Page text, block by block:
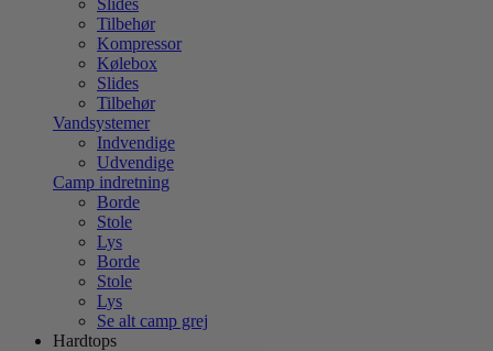
Slides
Tilbehør
Kompressor
Kølebox
Slides
Tilbehør
Vandsystemer
Indvendige
Udvendige
Camp indretning
Borde
Stole
Lys
Borde
Stole
Lys
Se alt camp grej
Hardtops